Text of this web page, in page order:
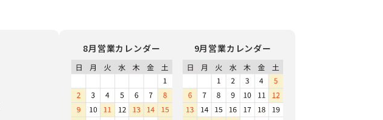
8月営業カレンダー 9月営業カレンダー